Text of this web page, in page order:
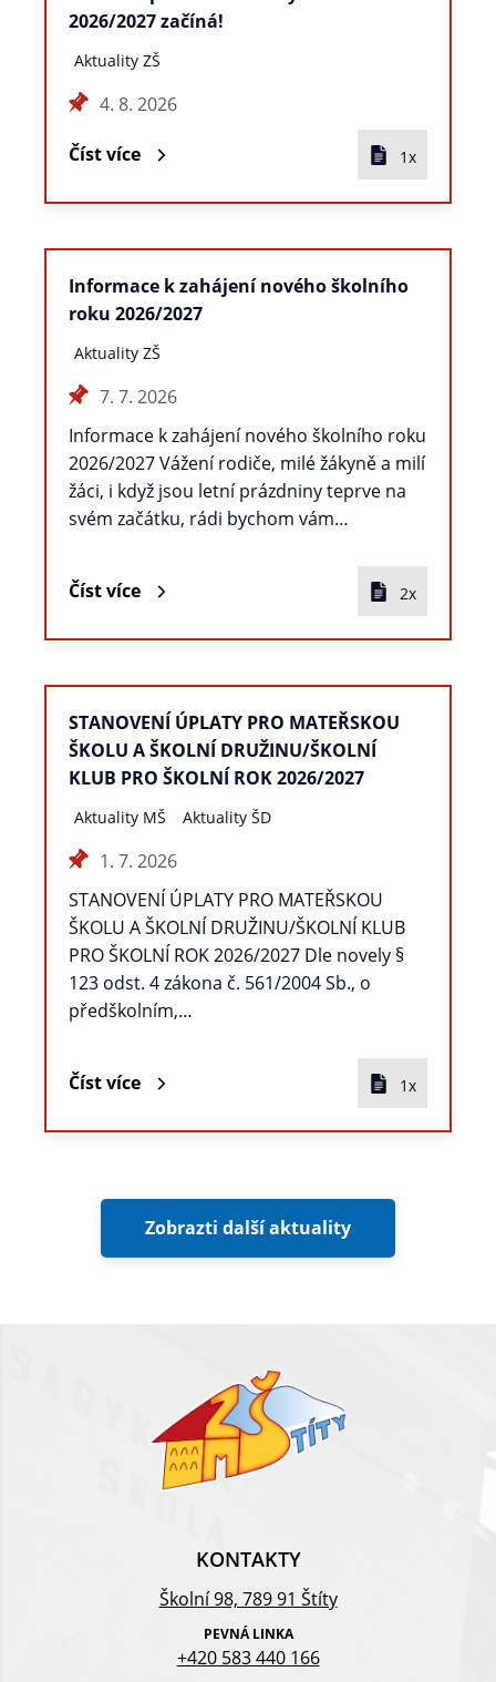
2026/2027 začíná!
Aktuality ZŠ
4. 8. 2026
Číst více 1x
Informace k zahájení nového školního
roku 2026/2027
Aktuality ZŠ
7. 7. 2026
Informace k zahájení nového školního roku
2026/2027 Vážení rodiče, milé žákyně a milí
žáci, i když jsou letní prázdniny teprve na
svém začátku, rádi bychom vám…
Číst více 2x
STANOVENÍ ÚPLATY PRO MATEŘSKOU
ŠKOLU A ŠKOLNÍ DRUŽINU/ŠKOLNÍ
KLUB PRO ŠKOLNÍ ROK 2026/2027
Aktuality MŠ Aktuality ŠD
1. 7. 2026
STANOVENÍ ÚPLATY PRO MATEŘSKOU
ŠKOLU A ŠKOLNÍ DRUŽINU/ŠKOLNÍ KLUB
PRO ŠKOLNÍ ROK 2026/2027 Dle novely §
123 odst. 4 zákona č. 561/2004 Sb., o
předškolním,…
Číst více 1x
Zobrazti další aktuality
KONTAKTY
Školní 98, 789 91 Štíty
PEVNÁ LINKA
+420 583 440 166